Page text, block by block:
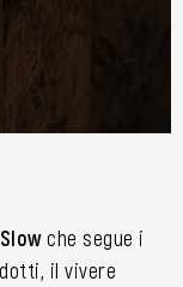
che segue i
il vivere